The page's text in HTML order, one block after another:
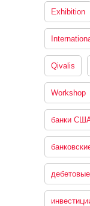
Exhibition
Qivalis
Workshop
банки